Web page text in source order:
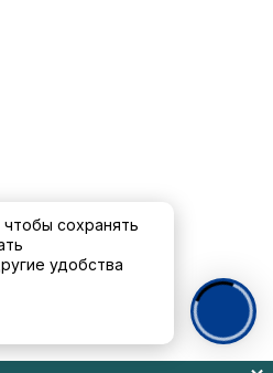
данных
, чтобы сохранять
удобства